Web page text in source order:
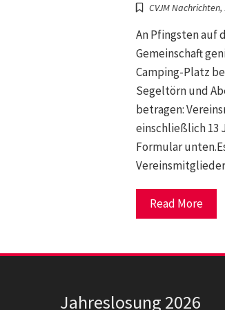
CVJM Nachrichten,
An Pfingsten auf
Gemeinschaft
Camping-Platz
Segeltörn und
betragen:
einschließlich 13
Formular
Read More
Jahreslosung 2026